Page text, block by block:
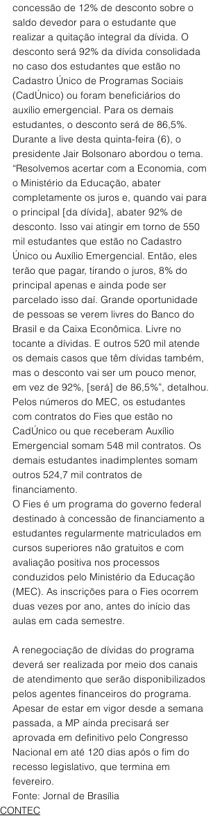
concessão de 12% de desconto sobre o
saldo devedor para o estudante que
realizar a quitação integral da dívida. O
desconto será 92% da dívida consolidada
no caso dos estudantes que estão no
Cadastro Único de Programas Sociais
(CadÚnico) ou foram beneficiários do
auxílio emergencial. Para os demais
estudantes, o desconto será de 86,5%.
Durante a live desta quinta-feira (6), o
presidente Jair Bolsonaro abordou o tema.
“Resolvemos acertar com a Economia, com
o Ministério da Educação, abater
completamente os juros e, quando vai para
o principal [da dívida], abater 92% de
desconto. Isso vai atingir em torno de 550
mil estudantes que estão no Cadastro
Único ou Auxílio Emergencial. Então, eles
terão que pagar, tirando o juros, 8% do
principal apenas e ainda pode ser
parcelado isso daí. Grande oportunidade
de pessoas se verem livres do Banco do
Brasil e da Caixa Econômica. Livre no
tocante a dívidas. E outros 520 mil atende
os demais casos que têm dívidas também,
mas o desconto vai ser um pouco menor,
em vez de 92%, [será] de 86,5%”, detalhou.
Pelos números do MEC, os estudantes
com contratos do Fies que estão no
CadÚnico ou que receberam Auxílio
Emergencial somam 548 mil contratos. Os
demais estudantes inadimplentes somam
outros 524,7 mil contratos de
financiamento.
O Fies é um programa do governo federal
destinado à concessão de financiamento a
estudantes regularmente matriculados em
cursos superiores não gratuitos e com
avaliação positiva nos processos
conduzidos pelo Ministério da Educação
(MEC). As inscrições para o Fies ocorrem
duas vezes por ano, antes do início das
aulas em cada semestre.
A renegociação de dívidas do programa
deverá ser realizada por meio dos canais
de atendimento que serão disponibilizados
pelos agentes financeiros do programa.
Apesar de estar em vigor desde a semana
passada, a MP ainda precisará ser
aprovada em definitivo pelo Congresso
Nacional em até 120 dias após o fim do
recesso legislativo, que termina em
fevereiro.
Fonte: Jornal de Brasília
CONTEC